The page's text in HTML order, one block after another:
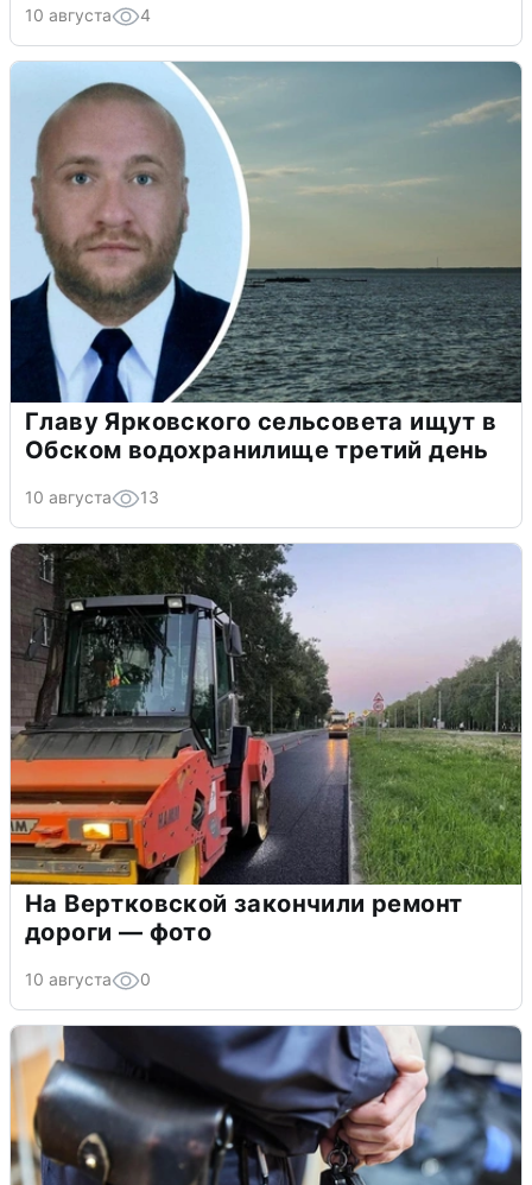
10 августа 4
Главу Ярковского сельсовета ищут в
Обском водохранилище третий день
10 августа 13
На Вертковской закончили ремонт
дороги — фото
10 августа 0